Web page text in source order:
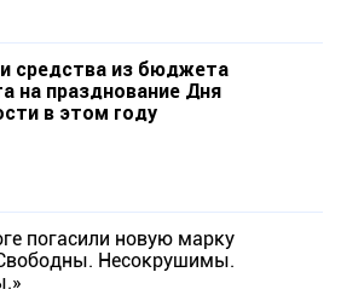
средства из бюджета
на празднование Дня
в этом году
погасили новую марку
Несокрушимы.